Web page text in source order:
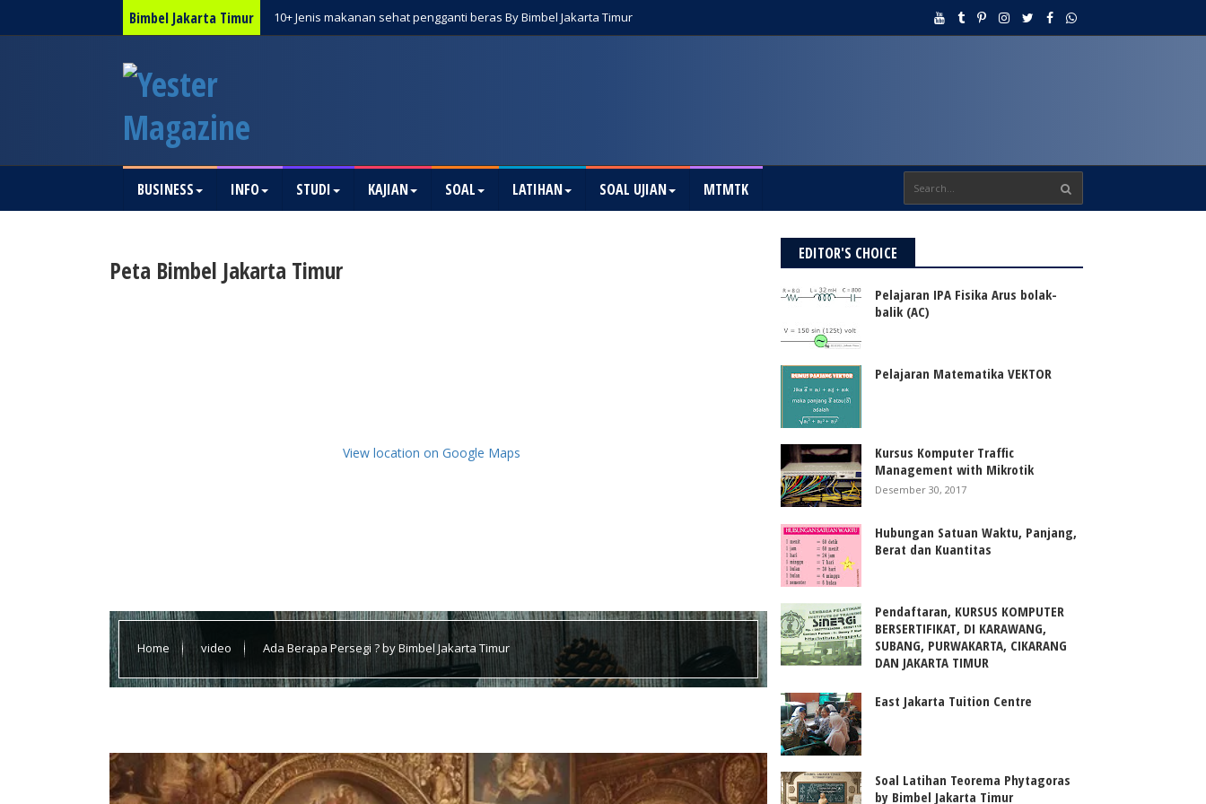
Bimbel Jakarta Timur
10+ Jenis makanan sehat pengganti beras By Bimbel Jakarta Timur
BUSINESS INFO STUDI KAJIAN SOAL LATIHAN SOAL UJIAN MTMTK
Peta Bimbel Jakarta Timur
View location on Google Maps
Home video Ada Berapa Persegi ? by Bimbel Jakarta Timur
EDITOR'S CHOICE
Pelajaran IPA Fisika Arus bolak-
balik (AC)
Pelajaran Matematika VEKTOR
Kursus Komputer Traffic
Management with Mikrotik
Desember 30, 2017
Hubungan Satuan Waktu, Panjang,
Berat dan Kuantitas
Pendaftaran, KURSUS KOMPUTER
BERSERTIFIKAT, DI KARAWANG,
SUBANG, PURWAKARTA, CIKARANG
DAN JAKARTA TIMUR
East Jakarta Tuition Centre
Soal Latihan Teorema Phytagoras
by Bimbel Jakarta Timur